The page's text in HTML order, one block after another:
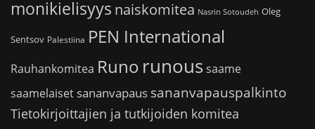
monikielisyys naiskomitea Nasrin Sotoudeh Oleg
Sentsov Palestiina PEN International
Rauhankomitea Runo runoussaame
saamelaiset sananvapaus sananvapauspalkinto
Tietokirjoittajien ja tutkijoiden komitea